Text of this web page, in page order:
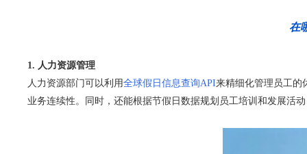
在
1. 人力资源管理
人力资源部门可以利用全球假日信息查询API来精细化管理员工的
业务连续性。同时，还能根据节假日数据规划员工培训和发展活